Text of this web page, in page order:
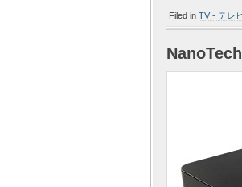
Filed in TV - テレ